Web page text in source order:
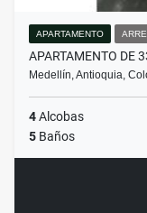
APARTAMENTO
APARTAMENTO DE
Medellín, Antioquia,
4Alcobas
5 Baños